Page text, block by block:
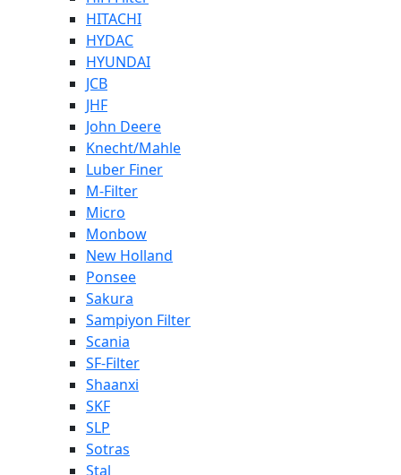
HITACHI
HYDAC
HYUNDAI
JCB
JHF
John Deere
Knecht/Mahle
Luber Finer
M-Filter
Micro
Monbow
New Holland
Ponsee
Sakura
Sampiyon Filter
Scania
SF-Filter
Shaanxi
SKF
SLP
Sotras
Stal